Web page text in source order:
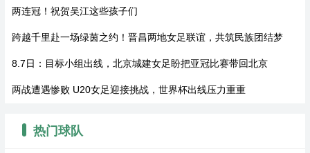
两连冠！祝贺吴江这些孩子们
跨越千里赴一场绿茵之约！晋昌两地女足联谊，共筑民族团结梦
8.7日：目标小组出线，北京城建女足盼把亚冠比赛带回北京
两战遭遇惨败 U20女足迎接挑战，世界杯出线压力重重
热门球队